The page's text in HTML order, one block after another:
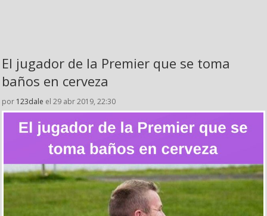
El jugador de la Premier que se toma
baños en cerveza
por 123dale el 29 abr 2019, 22:30